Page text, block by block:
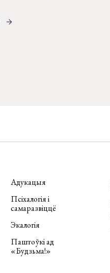
Адукацыя
Псіхалогія і
самаразвіццё
Экалогія
Паштоўкі ад
«Будзьма!»